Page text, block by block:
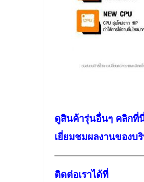
ดูสินค้ารุ่นอื่นๆ คลิกที่
เยี่ยมชมผลงานของบ
ติดต่อเราได้ที่